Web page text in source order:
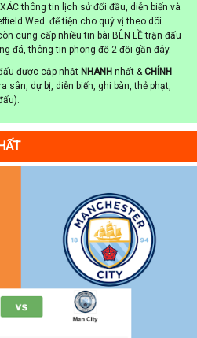
thông tin lịch sử đối đầu, diễn biến và
Wed. để tiện cho quý vị theo dõi.
cung cấp nhiều tin bài BÊN LỀ trận đấu
đá, thông tin phong độ 2 đội gần đây.
được cập nhật NHANH nhất & CHÍNH
sân, dự bị, diễn biến, ghi bàn, thẻ phạt,